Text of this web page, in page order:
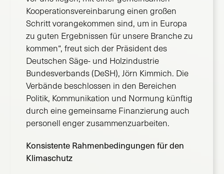
Kooperationsvereinbarung einen großen
Schritt vorangekommen sind, um in Europa
zu guten Ergebnissen für unsere Branche zu
kommen“, freut sich der Präsident des
Deutschen Säge- und Holzindustrie
Bundesverbands (DeSH), Jörn Kimmich. Die
Verbände beschlossen in den Bereichen
Politik, Kommunikation und Normung künftig
durch eine gemeinsame Finanzierung auch
personell enger zusammenzuarbeiten.
Konsistente Rahmenbedingungen für den
Klimaschutz